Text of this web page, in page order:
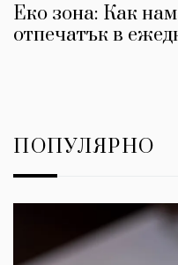
Еко зона: Как
отпечатък в
ПОПУЛЯРНО